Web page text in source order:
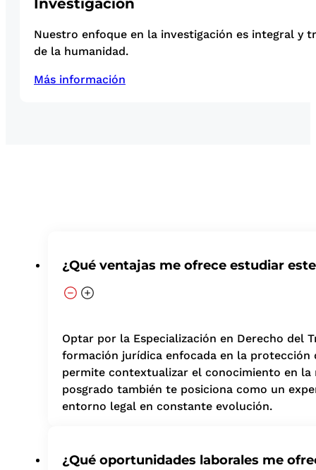
Investigación
Nuestro enfoque en la investigación es integral y
de la humanidad.
Más información
¿Qué ventajas me ofrece estudiar
Optar por la Especialización en Derecho del
formación jurídica enfocada en la protección
permite contextualizar el conocimiento en la
posgrado también te posiciona como un
entorno legal en constante evolución.
¿Qué oportunidades laborales me